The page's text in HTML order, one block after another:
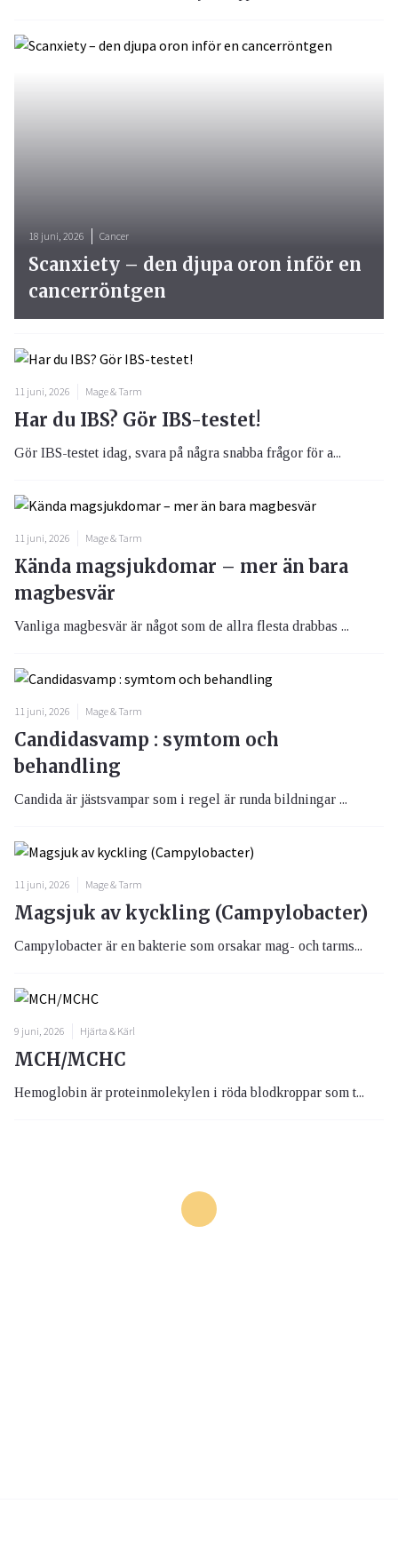
18 juni, 2026 Cancer
Scanxiety – den djupa oron inför en
cancerröntgen
11 juni, 2026 Mage & Tarm
Har du IBS? Gör IBS-testet!
Gör IBS-testet idag, svara på några snabba frågor för a...
11 juni, 2026 Mage & Tarm
Kända magsjukdomar – mer än bara
magbesvär
Vanliga magbesvär är något som de allra flesta drabbas ...
11 juni, 2026 Mage & Tarm
Candidasvamp : symtom och
behandling
Candida är jästsvampar som i regel är runda bildningar ...
11 juni, 2026 Mage & Tarm
Magsjuk av kyckling (Campylobacter)
Campylobacter är en bakterie som orsakar mag- och tarms...
9 juni, 2026 Hjärta & Kärl
MCH/MCHC
Hemoglobin är proteinmolekylen i röda blodkroppar som t...